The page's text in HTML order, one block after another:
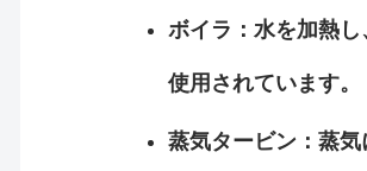
ボイラ：水を加熱
使用されています。
蒸気タービン：蒸